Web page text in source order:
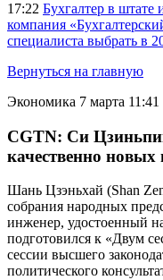
17:22 Бухгалтер в штате
компания
специалиста выбрать в
Вернуться на главную
Экономика 7 марта 11:41
CGTN: Си
качественно
Шань Цзэньхай (Shan
собрания народных
инженер, удостоенный
подготовился к «Двум
сессии высшего
политического